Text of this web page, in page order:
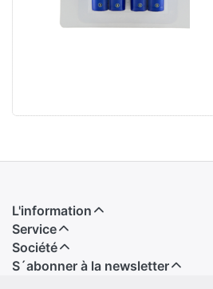
L'information
Service
Société
S´abonner à la newsletter